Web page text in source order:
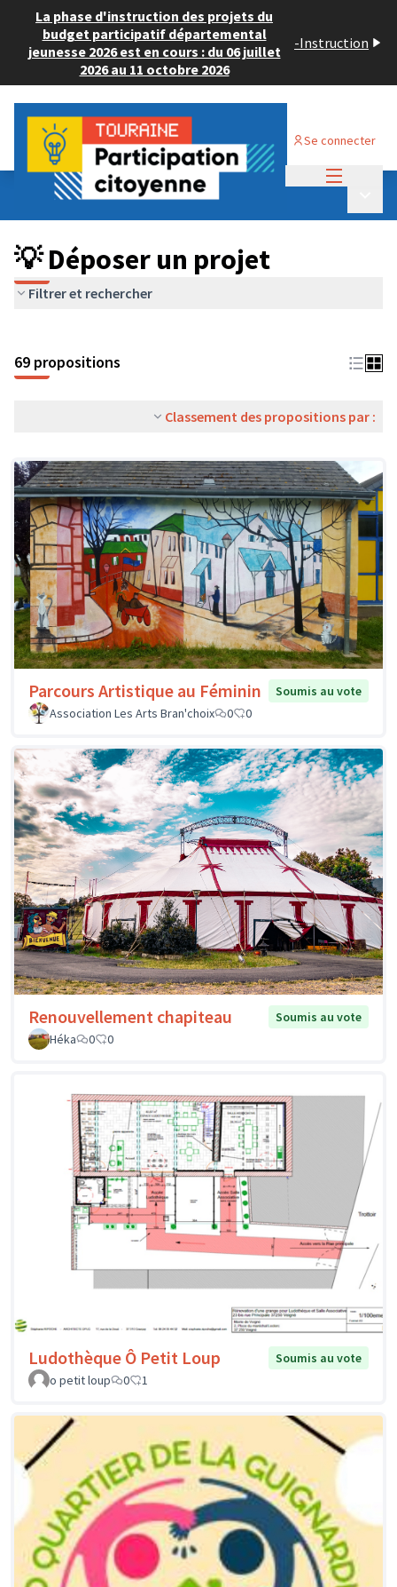
La phase d'instruction des projets du
budget participatif départemental
jeunesse 2026 est en cours : du 06 juillet
2026 au 11 octobre 2026
-Instruction
Se connecter
Budget Participatif ADULTE 2024
💡 Déposer un projet
💡 Déposer un projet
Filtrer et rechercher
69 propositions
Classement des propositions par :
Parcours Artistique au Féminin
Soumis au vote
Association Les Arts Bran'choix
0 0
Renouvellement chapiteau
Soumis au vote
Héka
0 0
Ludothèque Ô Petit Loup
Soumis au vote
o petit loup
0 1